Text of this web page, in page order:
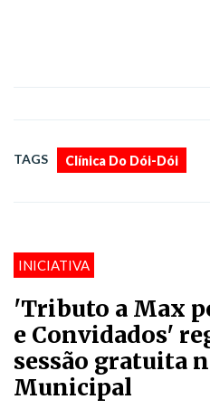
TAGS Clínica Do Dói-Dói
INICIATIVA
'Tributo a Max
e Convidados'
sessão gratuita
Municipal